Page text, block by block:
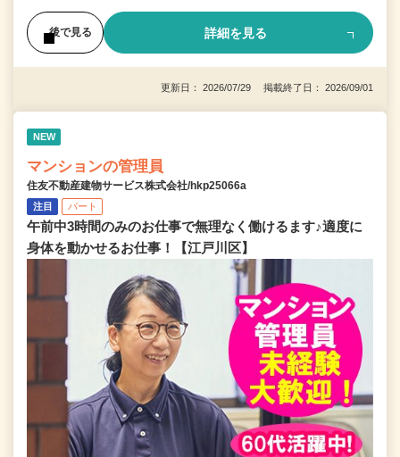
後で見る 詳細を見る
更新日： 2026/07/29 掲載終了日： 2026/09/01
NEW
マンションの管理員
住友不動産建物サービス株式会社/hkp25066a
注目 パート
午前中3時間のみのお仕事で無理なく働けるます♪適度に
身体を動かせるお仕事！【江戸川区】